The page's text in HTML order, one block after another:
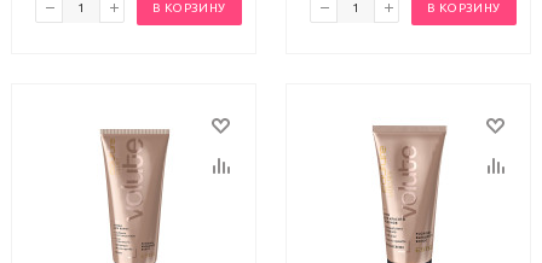
В КОРЗИНУ В КОРЗИНУ